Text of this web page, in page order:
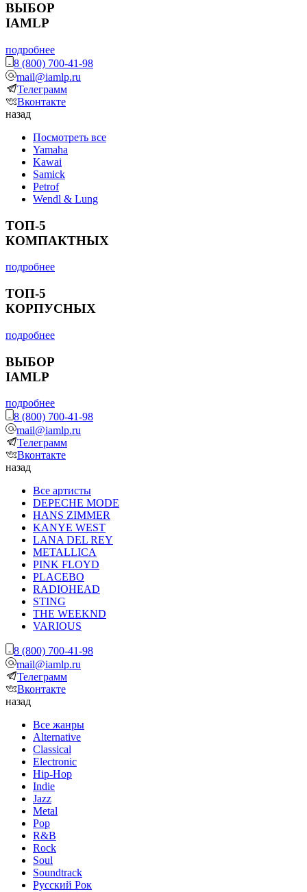
ВЫБОР
IAMLP
подробнее
8 (800) 700-41-98
mail@iamlp.ru
Телеграмм
Вконтакте
назад
Посмотреть все
Yamaha
Kawai
Samick
Petrof
Wendl & Lung
ТОП-5
КОМПАКТНЫХ
подробнее
ТОП-5
КОРПУСНЫХ
подробнее
ВЫБОР
IAMLP
подробнее
8 (800) 700-41-98
mail@iamlp.ru
Телеграмм
Вконтакте
назад
Все артисты
DEPECHE MODE
HANS ZIMMER
KANYE WEST
LANA DEL REY
METALLICA
PINK FLOYD
PLACEBO
RADIOHEAD
STING
THE WEEKND
VARIOUS
8 (800) 700-41-98
mail@iamlp.ru
Телеграмм
Вконтакте
назад
Все жанры
Alternative
Classical
Electronic
Hip-Hop
Indie
Jazz
Metal
Pop
R&B
Rock
Soul
Soundtrack
Русский Рок